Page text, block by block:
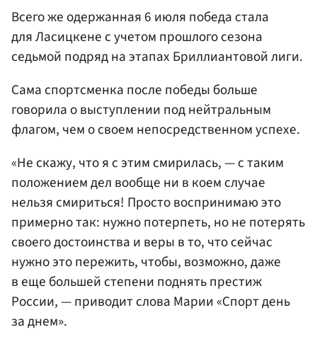
Всего же одержанная 6 июля победа стала
для Ласицкене с учетом прошлого сезона
седьмой подряд на этапах Бриллиантовой лиги.
Сама спортсменка после победы больше
говорила о выступлении под нейтральным
флагом, чем о своем непосредственном успехе.
«Не скажу, что я с этим смирилась, — с таким
положением дел вообще ни в коем случае
нельзя смириться! Просто воспринимаю это
примерно так: нужно потерпеть, но не потерять
своего достоинства и веры в то, что сейчас
нужно это пережить, чтобы, возможно, даже
в еще большей степени поднять престиж
России, — приводит слова Марии «Спорт день
за днем».